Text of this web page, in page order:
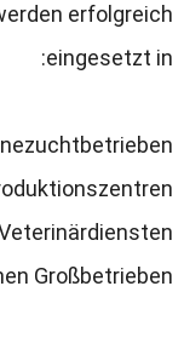
erfolgreich
eingesetzt in
:
Großbetrieben